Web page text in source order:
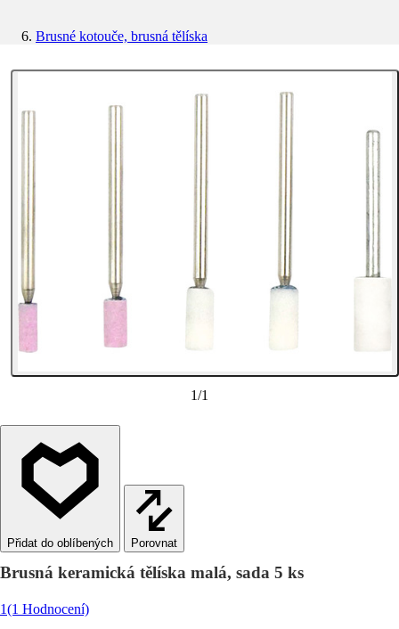
Brusné kotouče, brusná tělíska
1/1
Porovnat
Brusná keramická tělíska malá, sada 5 ks
1(1 Hodnocení)